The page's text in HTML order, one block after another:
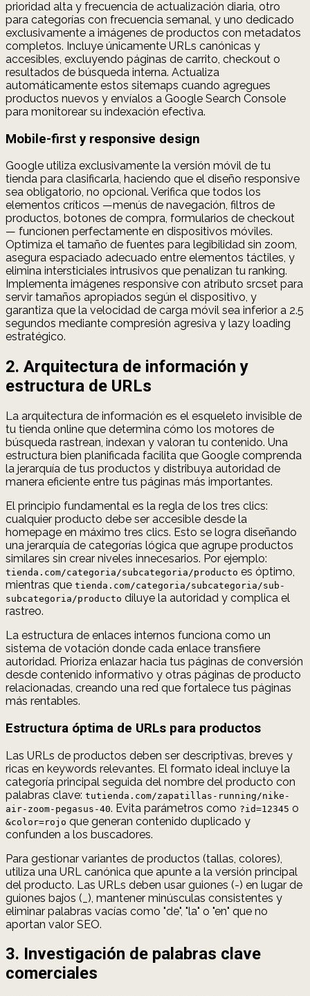
prioridad alta y frecuencia de actualización diaria, otro
para categorías con frecuencia semanal, y uno dedicado
exclusivamente a imágenes de productos con metadatos
completos. Incluye únicamente URLs canónicas y
accesibles, excluyendo páginas de carrito, checkout o
resultados de búsqueda interna. Actualiza
automáticamente estos sitemaps cuando agregues
productos nuevos y envíalos a Google Search Console
para monitorear su indexación efectiva.
Mobile-first y responsive design
Google utiliza exclusivamente la versión móvil de tu
tienda para clasificarla, haciendo que el diseño responsive
sea obligatorio, no opcional. Verifica que todos los
elementos críticos —menús de navegación, filtros de
productos, botones de compra, formularios de checkout
— funcionen perfectamente en dispositivos móviles.
Optimiza el tamaño de fuentes para legibilidad sin zoom,
asegura espaciado adecuado entre elementos táctiles, y
elimina intersticiales intrusivos que penalizan tu ranking.
Implementa imágenes responsive con atributo srcset para
servir tamaños apropiados según el dispositivo, y
garantiza que la velocidad de carga móvil sea inferior a 2.5
segundos mediante compresión agresiva y lazy loading
estratégico.
2. Arquitectura de información y
estructura de URLs
La arquitectura de información es el esqueleto invisible de
tu tienda online que determina cómo los motores de
búsqueda rastrean, indexan y valoran tu contenido. Una
estructura bien planificada facilita que Google comprenda
la jerarquía de tus productos y distribuya autoridad de
manera eficiente entre tus páginas más importantes.
El principio fundamental es la regla de los tres clics:
cualquier producto debe ser accesible desde la
homepage en máximo tres clics. Esto se logra diseñando
una jerarquía de categorías lógica que agrupe productos
similares sin crear niveles innecesarios. Por ejemplo:
tienda.com/categoria/subcategoria/producto es óptimo,
mientras que tienda.com/categoria/subcategoria/sub-
subcategoria/producto diluye la autoridad y complica el
rastreo.
La estructura de enlaces internos funciona como un
sistema de votación donde cada enlace transfiere
autoridad. Prioriza enlazar hacia tus páginas de conversión
desde contenido informativo y otras páginas de producto
relacionadas, creando una red que fortalece tus páginas
más rentables.
Estructura óptima de URLs para productos
Las URLs de productos deben ser descriptivas, breves y
ricas en keywords relevantes. El formato ideal incluye la
categoría principal seguida del nombre del producto con
palabras clave: tutienda.com/zapatillas-running/nike-
air-zoom-pegasus-40. Evita parámetros como ?id=12345 o
&color=rojo que generan contenido duplicado y
confunden a los buscadores.
Para gestionar variantes de productos (tallas, colores),
utiliza una URL canónica que apunte a la versión principal
del producto. Las URLs deben usar guiones (-) en lugar de
guiones bajos (_), mantener minúsculas consistentes y
eliminar palabras vacías como "de", "la" o "en" que no
aportan valor SEO.
3. Investigación de palabras clave
comerciales